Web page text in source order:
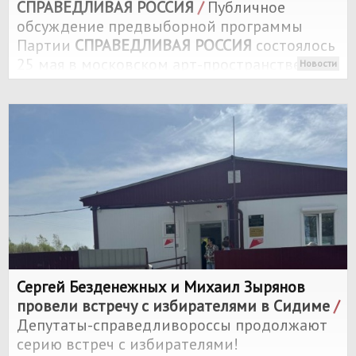
СПРАВЕДЛИВАЯ РОССИЯ /Публичное
обсуждение предвыборной программы
Партии СПРАВЕДЛИВАЯ РОССИЯ состоялось
25 мая в московском арт-пространстве
"Красный Октябрь".
Новости
Сергей Безденежных и Михаил Зырянов
провели встречу с избирателями в Сидиме/
Депутаты-справедливороссы продолжают
серию встреч с избирателями!